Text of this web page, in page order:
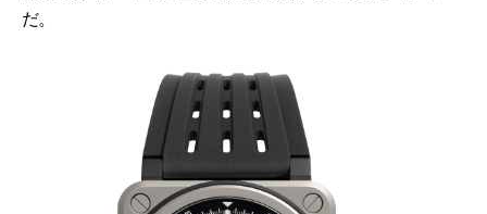
だ。